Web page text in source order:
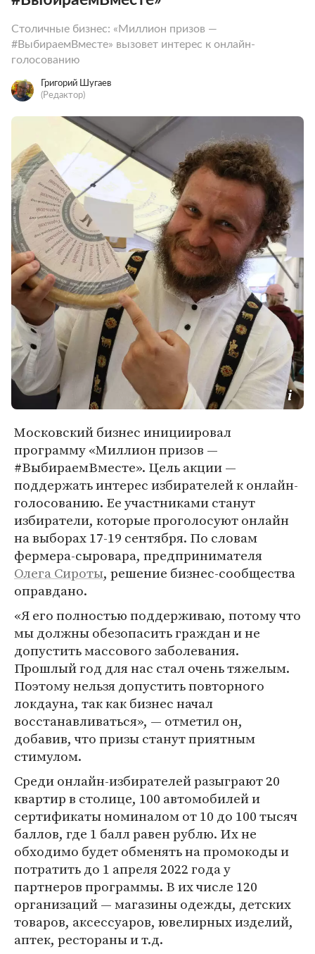
Столичные бизнес: «Миллион призов —
#ВыбираемВместе» вызовет интерес к онлайн-
голосованию
Григорий Шугаев
(Редактор)
Московский бизнес инициировал
программу «Миллион призов —
#ВыбираемВместе». Цель акции —
поддержать интерес избирателей к онлайн-
голосованию. Ее участниками станут
избиратели, которые проголосуют онлайн
на выборах 17-19 сентября. По словам
фермера-сыровара, предпринимателя
Олега Сироты, решение бизнес-сообщества
оправдано.
«Я его полностью поддерживаю, потому что
мы должны обезопасить граждан и не
допустить массового заболевания.
Прошлый год для нас стал очень тяжелым.
Поэтому нельзя допустить повторного
локдауна, так как бизнес начал
восстанавливаться», — отметил он,
добавив, что призы станут приятным
стимулом.
Среди онлайн-избирателей разыграют 20
квартир в столице, 100 автомобилей и
сертификаты номиналом от 10 до 100 тысяч
баллов, где 1 балл равен рублю. Их не
обходимо будет обменять на промокоды и
потратить до 1 апреля 2022 года у
партнеров программы. В их числе 120
организаций — магазины одежды, детских
товаров, аксессуаров, ювелирных изделий,
аптек, рестораны и т.д.